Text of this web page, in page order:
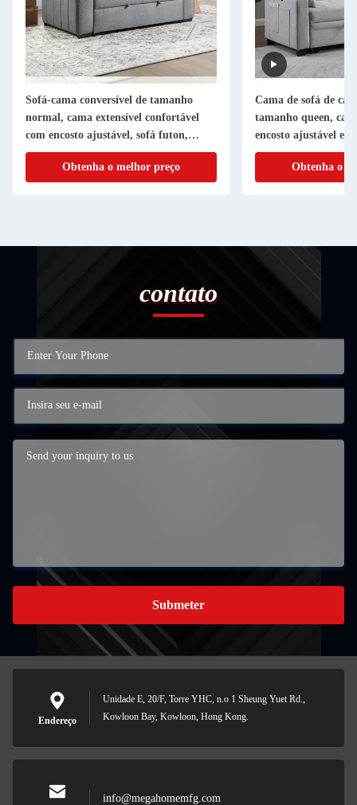
Sofá-cama conversível de tamanho
normal, cama extensível confortável
com encosto ajustável, sofá futon,
tecido cinza
Obtenha o melhor preço
Cama de sofá de
tamanho queen,
encosto ajustável e
carregamento USB
cama de sofá
Obtenha o
contato
Submeter
Endereço
Unidade E, 20/F, Torre YHC, n.o 1 Sheung Yuet Rd.,
Kowloon Bay, Kowloon, Hong Kong.
info@megahomemfg.com